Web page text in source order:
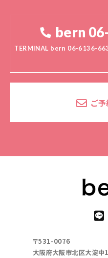
bern
TERMINAL bern 06-6136-
ご
〒531-0076
大阪府大阪市北区大淀